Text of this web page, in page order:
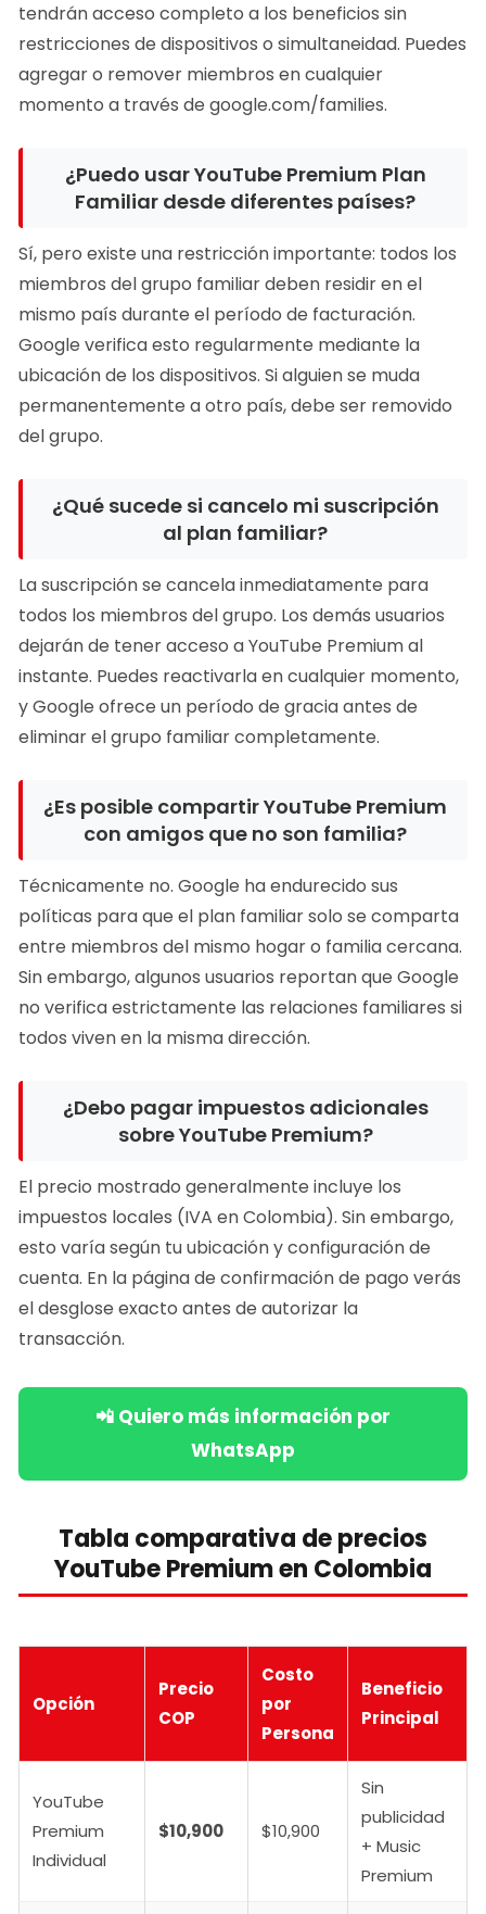
tendrán acceso completo a los beneficios sin
restricciones de dispositivos o simultaneidad. Puedes
agregar o remover miembros en cualquier
momento a través de google.com/families.
¿Puedo usar YouTube Premium Plan
Familiar desde diferentes países?
Sí, pero existe una restricción importante: todos los
miembros del grupo familiar deben residir en el
mismo país durante el período de facturación.
Google verifica esto regularmente mediante la
ubicación de los dispositivos. Si alguien se muda
permanentemente a otro país, debe ser removido
del grupo.
¿Qué sucede si cancelo mi suscripción
al plan familiar?
La suscripción se cancela inmediatamente para
todos los miembros del grupo. Los demás usuarios
dejarán de tener acceso a YouTube Premium al
instante. Puedes reactivarla en cualquier momento,
y Google ofrece un período de gracia antes de
eliminar el grupo familiar completamente.
¿Es posible compartir YouTube Premium
con amigos que no son familia?
Técnicamente no. Google ha endurecido sus
políticas para que el plan familiar solo se comparta
entre miembros del mismo hogar o familia cercana.
Sin embargo, algunos usuarios reportan que Google
no verifica estrictamente las relaciones familiares si
todos viven en la misma dirección.
¿Debo pagar impuestos adicionales
sobre YouTube Premium?
El precio mostrado generalmente incluye los
impuestos locales (IVA en Colombia). Sin embargo,
esto varía según tu ubicación y configuración de
cuenta. En la página de confirmación de pago verás
el desglose exacto antes de autorizar la
transacción.
📲 Quiero más información por
WhatsApp
Tabla comparativa de precios
YouTube Premium en Colombia
Opción
Precio
COP
Costo
por
Persona
Beneficio
Principal
YouTube
Premium
Individual
$10,900 $10,900
Sin
publicidad
+ Music
Premium